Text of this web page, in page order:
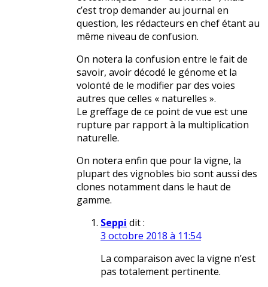
c’est trop demander au journal en
question, les rédacteurs en chef étant au
même niveau de confusion.
On notera la confusion entre le fait de
savoir, avoir décodé le génome et la
volonté de le modifier par des voies
autres que celles « naturelles ».
Le greffage de ce point de vue est une
rupture par rapport à la multiplication
naturelle.
On notera enfin que pour la vigne, la
plupart des vignobles bio sont aussi des
clones notamment dans le haut de
gamme.
Seppi dit :
3 octobre 2018 à 11:54
La comparaison avec la vigne n’est
pas totalement pertinente.